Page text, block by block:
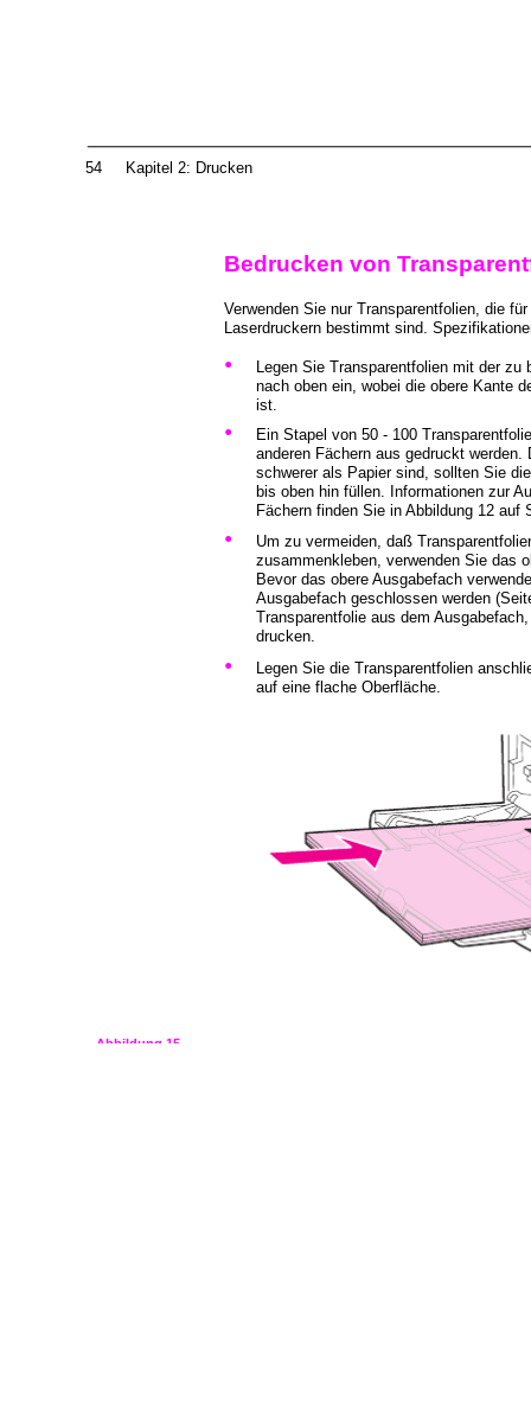
54 Kapitel 2: Drucken
Bedrucken von
Verwenden Sie nur Transparentfolien, die
Laserdruckern bestimmt sind.
•
Legen Sie Transparentfolien mit der zu
nach oben ein, wobei die obere Kante
ist.
•
Ein Stapel von 50 - 100
anderen Fächern aus gedruckt werden.
schwerer als Papier sind, sollten Sie
bis oben hin füllen. Informationen zur
Fächern finden Sie in Abbildung 12 auf
•
Um zu vermeiden, daß
zusammenkleben, verwenden Sie das
Bevor das obere Ausgabefach
Ausgabefach geschlossen werden
Transparentfolie aus dem
drucken.
•
Legen Sie die Transparentfolien
auf eine flache Oberfläche.
Abbildung 15